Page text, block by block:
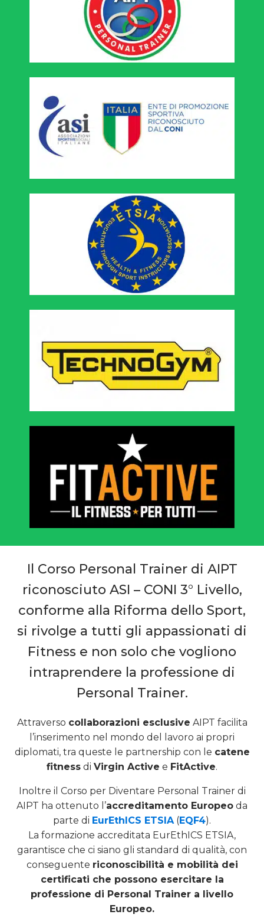
Il Corso Personal Trainer di AIPT
riconosciuto ASI – CONI 3° Livello,
conforme alla Riforma dello Sport,
si rivolge a tutti gli appassionati di
Fitness e non solo che vogliono
intraprendere la professione di
Personal Trainer.
Attraverso collaborazioni esclusive AIPT facilita
l’inserimento nel mondo del lavoro ai propri
diplomati, tra queste le partnership con le catene
fitness di Virgin Active e FitActive.
Inoltre il Corso per Diventare Personal Trainer di
AIPT ha ottenuto l’accreditamento Europeo da
parte di EurEthICS ETSIA (EQF4).
La formazione accreditata EurEthICS ETSIA,
garantisce che ci siano gli standard di qualità, con
conseguente riconoscibilità e mobilità dei
certificati che possono esercitare la
professione di Personal Trainer a livello
Europeo.